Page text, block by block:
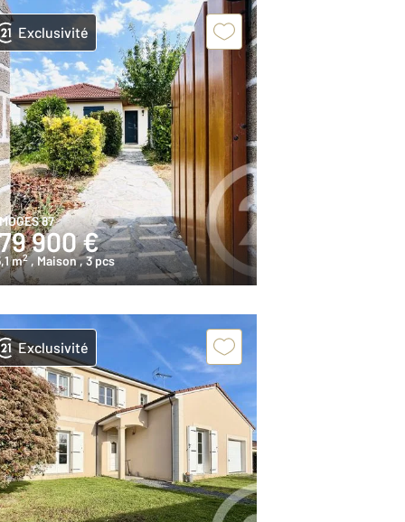
Exclusivité
87
900 €
m2 , Maison, 3 pcs
Exclusivité